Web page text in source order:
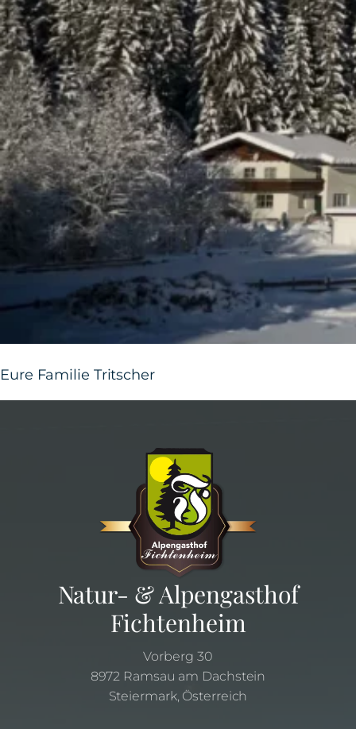
Eure Familie Tritscher
Natur- & Alpengasthof
Fichtenheim
Vorberg 30
8972 Ramsau am Dachstein
Steiermark, Österreich